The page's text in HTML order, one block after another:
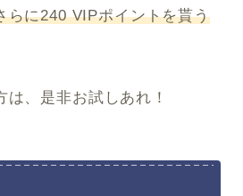
らに240 VIPポイントを貰う
、是非お試しあれ！